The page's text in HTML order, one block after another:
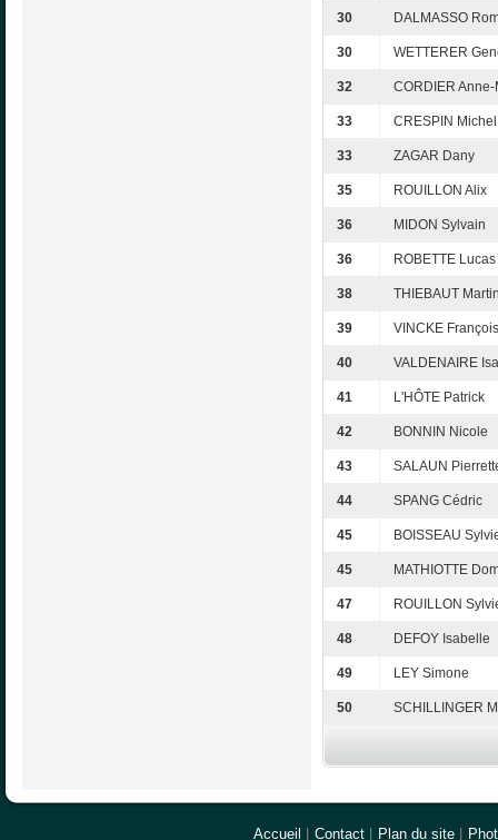
30 DALMASSO
30 WETTERER
32 CORDIER
33 CRESPIN Michel
33 ZAGAR Dany
35 ROUILLON Alix
36 MIDON Sylvain
36 ROBETTE Lucas
38 THIEBAUT
39 VINCKE
40 VALDENAIRE
41 L'HÔTE Patrick
42 BONNIN Nicole
43 SALAUN
44 SPANG Cédric
45 BOISSEAU
45 MATHIOTTE
47 ROUILLON
48 DEFOY Isabelle
49 LEY Simone
50 SCHILLINGER
Accueil Contact Plan du site